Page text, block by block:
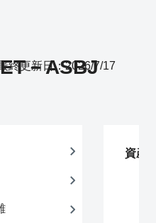
－ASBJ
終更新日：2026/7/17
資産